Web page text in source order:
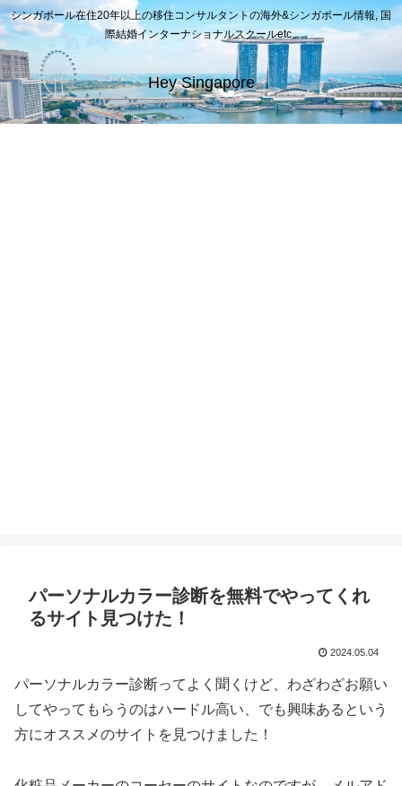
シンガポール在住20年以上の移住コンサルタントの海外&シンガポール情報, 国
際結婚インターナショナルスクールetc..
Hey Singapore
パーソナルカラー診断を無料でやってくれ
るサイト見つけた！
2024.05.04
パーソナルカラー診断ってよく聞くけど、わざわざお願い
してやってもらうのはハードル高い、でも興味あるという
方にオススメのサイトを見つけました！